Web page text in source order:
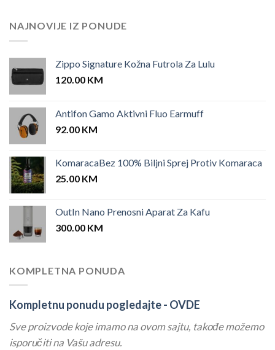
25.00 KM.
NAJNOVIJE IZ PONUDE
Zippo Signature Kožna Futrola Za Lulu
120.00 KM
Antifon Gamo Aktivni Fluo Earmuff
92.00 KM
KomaracaBez 100% Biljni Sprej Protiv Komaraca
25.00 KM
OutIn Nano Prenosni Aparat Za Kafu
300.00 KM
KOMPLETNA PONUDA
Kompletnu ponudu pogledajte - OVDE
Sve proizvode koje imamo na ovom sajtu, takođe možemo
isporučiti na Vašu adresu.